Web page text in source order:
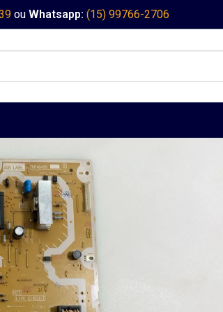
ou Whatsapp: (15) 99766-2706